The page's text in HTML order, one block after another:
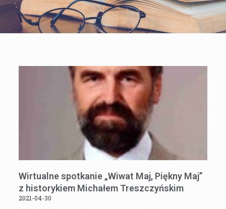
Wirtualne spotkanie „Wiwat Maj, Piękny Maj”
z historykiem Michałem Treszczyńskim
2021-04-30